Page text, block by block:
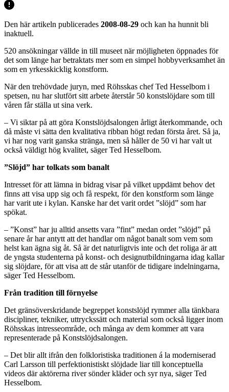
Den här artikeln publicerades 2008-08-29 och kan ha hunnit bli
inaktuell.
520 ansökningar vällde in till museet när möjligheten öppnades för
det som länge har betraktats mer som en simpel hobbyverksamhet än
som en yrkesskicklig konstform.
När den trehövdade juryn, med Röhsskas chef Ted Hesselbom i
spetsen, nu har slutfört sitt arbete återstår 50 konstslöjdare som till
våren får ställa ut sina verk.
– Vi siktar på att göra Konstslöjdsalongen årligt återkommande, och
då måste vi sätta den kvalitativa ribban högt redan första året. Så ja,
vi har nog varit ganska stränga, men så håller de 50 vi har valt ut
också väldigt hög kvalitet, säger Ted Hesselbom.
”Slöjd” har tolkats som banalt
Intresset för att lämna in bidrag visar på vilket uppdämt behov det
finns att visa upp sig och få respekt, för den konstform som länge
har varit ute i kylan. Kanske har det varit ordet ”slöjd” som har
spökat.
– ”Konst” har ju alltid ansetts vara ”fint” medan ordet ”slöjd” på
senare år har antytt att det handlar om något banalt som vem som
helst kan ägna sig åt. Så är det naturligtvis inte och det roliga är att
de yngsta studenterna på konst- och designutbildningarna idag kallar
sig slöjdare, för att visa att de står utanför de tidigare indelningarna,
säger Ted Hesselbom.
Från tradition till förnyelse
Det gränsöverskridande begreppet konstslöjd rymmer alla tänkbara
discipliner, tekniker, uttryckssätt och material som också ligger inom
Röhsskas intresseområde, och många av dem kommer att vara
representerade på Konstslöjdsalongen.
– Det blir allt ifrån den folkloristiska traditionen á la moderniserad
Carl Larsson till perfektionistiskt slöjdade liar till konceptuella
videos där aktörerna river sönder kläder och syr nya, säger Ted
Hesselbom.